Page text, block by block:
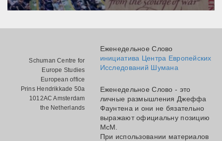
Schuman Centre for
Europe Studies
European office
Prins Hendrikkade 50a
1012AC Amsterdam
the Netherlands
Еженедельное Слово
инициатива Центра Европейских
Исследований Шумана
Еженедельное Слово - это
личные размышления Джеффа
Фаунтена и они не бязательно
выражают официальну позицию
МсМ.
При использовании материалов